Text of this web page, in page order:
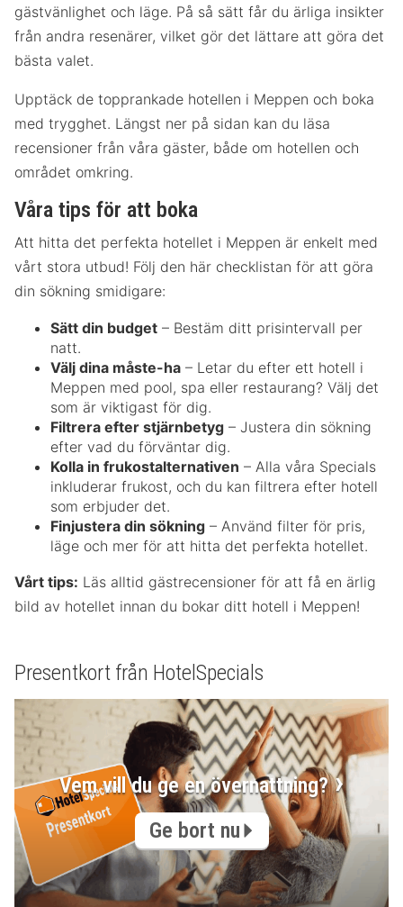
gästvänlighet och läge. På så sätt får du ärliga insikter
från andra resenärer, vilket gör det lättare att göra det
bästa valet.
Upptäck de topprankade hotellen i Meppen och boka
med trygghet. Längst ner på sidan kan du läsa
recensioner från våra gäster, både om hotellen och
området omkring.
Våra tips för att boka
Att hitta det perfekta hotellet i Meppen är enkelt med
vårt stora utbud! Följ den här checklistan för att göra
din sökning smidigare:
Sätt din budget – Bestäm ditt prisintervall per
natt.
Välj dina måste-ha – Letar du efter ett hotell i
Meppen med pool, spa eller restaurang? Välj det
som är viktigast för dig.
Filtrera efter stjärnbetyg – Justera din sökning
efter vad du förväntar dig.
Kolla in frukostalternativen – Alla våra Specials
inkluderar frukost, och du kan filtrera efter hotell
som erbjuder det.
Finjustera din sökning – Använd filter för pris,
läge och mer för att hitta det perfekta hotellet.
Vårt tips: Läs alltid gästrecensioner för att få en ärlig
bild av hotellet innan du bokar ditt hotell i Meppen!
Presentkort från HotelSpecials
Vem vill du ge en övernattning?
Ge bort nu